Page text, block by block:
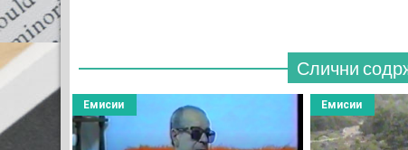
Слични
Емисии Емисии